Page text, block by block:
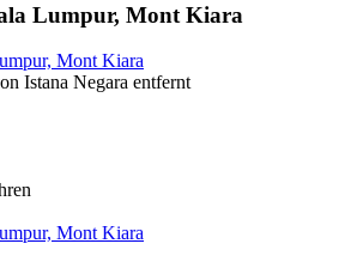
Lumpur, Mont Kiara
Mont Kiara
Istana Negara entfernt
Mont Kiara